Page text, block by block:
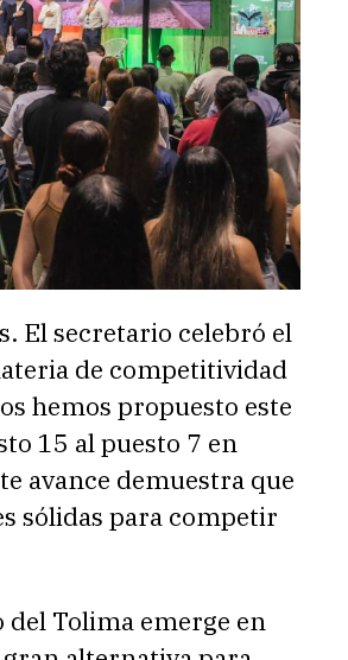
El secretario celebró el
de competitividad
hemos propuesto este
15 al puesto 7 en
avance demuestra que
sólidas para competir
Tolima emerge en